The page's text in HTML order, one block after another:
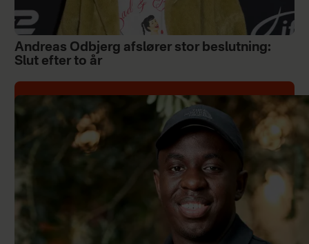
Andreas Odbjerg afslører stor beslutning:
Slut efter to år